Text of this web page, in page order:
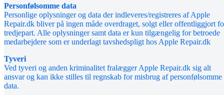
Personfølsomme data
Personlige oplysninger og data der indleveres/registreres af Apple
Repair.dk bliver på ingen måde overdraget, solgt eller offentliggjort
tredjepart. Alle oplysninger samt data er kun tilgængelig for betroede
medarbejdere som er underlagt tavshedspligt hos Apple Repair.dk
Tyveri
Ved tyveri og anden kriminalitet fralægger Apple Repair.dk sig alt
ansvar og kan ikke stilles til regnskab for misbrug af personfølsomme
data.